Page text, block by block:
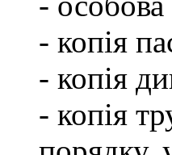
- копія
- копія
- копія